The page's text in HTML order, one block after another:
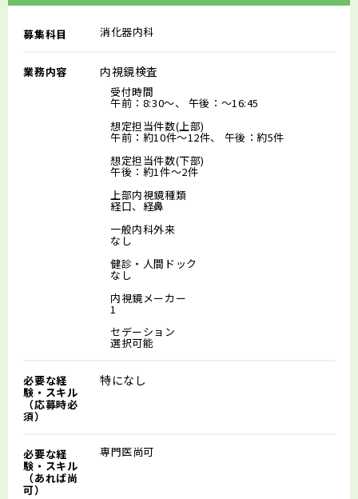
募集科目 消化器内科
業務内容 内視鏡検査
受付時間
午前：8:30～、 午後：～16:45
想定担当件数(上部)
午前：約10件～12件、 午後：約5件
想定担当件数(下部)
午後：約1件～2件
上部内視鏡種類
経口、経鼻
一般内科外来
なし
健診・人間ドック
なし
内視鏡メーカー
1
セデーション
選択可能
必要な経
験・スキル
（応募時必
須）
特になし
必要な経
験・スキル
（あれば尚
可）
専門医尚可